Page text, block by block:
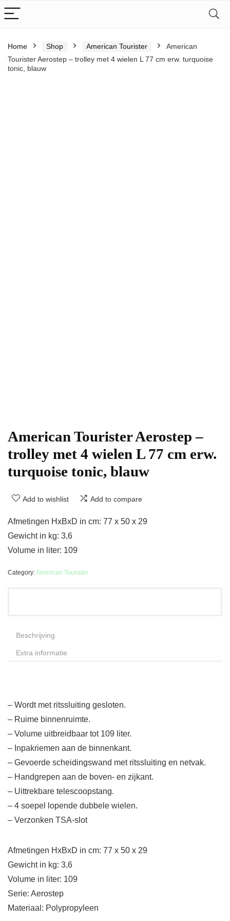
Home Shop American Tourister
American
Tourister Aerostep – trolley met 4 wielen L 77 cm erw. turquoise
tonic, blauw
American Tourister Aerostep –
trolley met 4 wielen L 77 cm erw.
turquoise tonic, blauw
Add to wishlist Add to compare
Afmetingen HxBxD in cm: 77 x 50 x 29
Gewicht in kg: 3,6
Volume in liter: 109
Category:American Tourister
Beschrijving
Extra informatie
– Wordt met ritssluiting gesloten.
– Ruime binnenruimte.
– Volume uitbreidbaar tot 109 liter.
– Inpakriemen aan de binnenkant.
– Gevoerde scheidingswand met ritssluiting en netvak.
– Handgrepen aan de boven- en zijkant.
– Uittrekbare telescoopstang.
– 4 soepel lopende dubbele wielen.
– Verzonken TSA-slot
Afmetingen HxBxD in cm: 77 x 50 x 29
Gewicht in kg: 3,6
Volume in liter: 109
Serie: Aerostep
Materiaal: Polypropyleen